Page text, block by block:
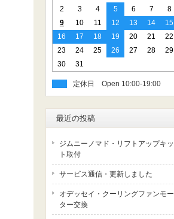
2
3 4 5 6 7
8
9
10 11 12 13 14
15
16
17 18 19 20 21
22
23
24 25 26 27 28
29
30
31
定休日
最近の投稿
ジムニーノマド・リフトアップキッ
ト取付
サービス通信・更新しました
オデッセイ・クーリングファンモー
ター交換